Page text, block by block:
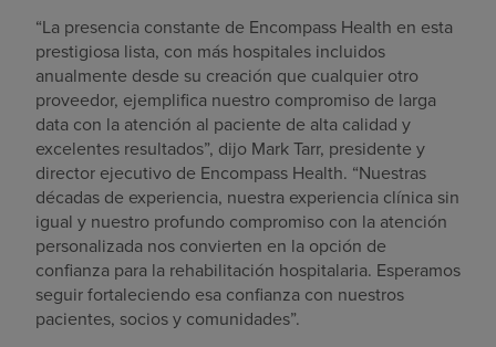
“La presencia constante de Encompass Health en esta
prestigiosa lista, con más hospitales incluidos
anualmente desde su creación que cualquier otro
proveedor, ejemplifica nuestro compromiso de larga
data con la atención al paciente de alta calidad y
excelentes resultados”, dijo Mark Tarr, presidente y
director ejecutivo de Encompass Health. “Nuestras
décadas de experiencia, nuestra experiencia clínica sin
igual y nuestro profundo compromiso con la atención
personalizada nos convierten en la opción de
confianza para la rehabilitación hospitalaria. Esperamos
seguir fortaleciendo esa confianza con nuestros
pacientes, socios y comunidades”.